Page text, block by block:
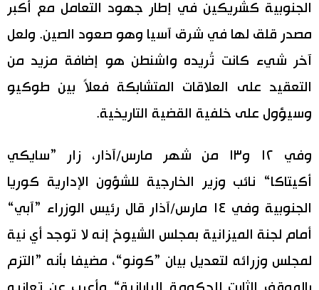
الجنوبية كشريكين في إطار جهود التعامل مع أكبر
مصدر قلق لها في شرق آسيا وهو صعود الصين. ولعل
آخر شيء كانت تُريده واشنطن هو إضافة مزيد من
التعقيد على العلاقات المتشابكة فعلاً بين طوكيو
وسيؤول على خلفية القضية التاريخية.
وفي ١٢ و١٣ من شهر مارس/آذار، زار ”سايكي
أكيتاكا“ نائب وزير الخارجية للشؤون الإدارية كوريا
الجنوبية وفي ١٤ مارس/آذار قال رئيس الوزراء ”آبي“
أمام لجنة الميزانية بمجلس الشيوخ إنه لا توجد أي نية
لمجلس وزرائه لتعديل بيان ”كونو“، مضيفا بأنه ”التزم